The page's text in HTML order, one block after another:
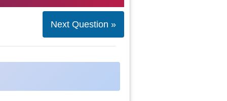
Next Question »